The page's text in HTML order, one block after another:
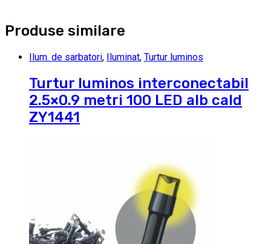
Produse similare
Ilum. de sarbatori, Iluminat, Turtur luminos
Turtur luminos interconectabil
2.5×0.9 metri 100 LED alb cald
ZY1441